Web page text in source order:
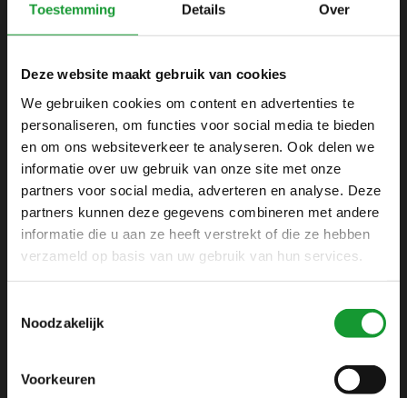
Toestemming Details Over
Deze website maakt gebruik van cookies
We gebruiken cookies om content en advertenties te
personaliseren, om functies voor social media te bieden
en om ons websiteverkeer te analyseren. Ook delen we
informatie over uw gebruik van onze site met onze
partners voor social media, adverteren en analyse. Deze
partners kunnen deze gegevens combineren met andere
informatie die u aan ze heeft verstrekt of die ze hebben
verzameld op basis van uw gebruik van hun services.
Noodzakelijk
Voorkeuren
SHIRTSUPPLIER.NL
Webshop voor mannen
Zijlijnstraat 24
1433 DC
+31 6 42 52 32 80
+31 6 42 52 32 80